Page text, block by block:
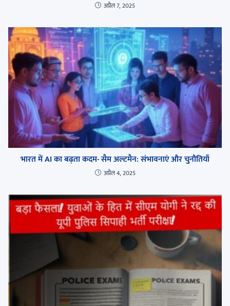
अप्रैल 7, 2025
भारत में AI का बढ़ता कदम- सैम अल्टमैन: संभावनाएं और चुनौतियाँ
अप्रैल 4, 2025